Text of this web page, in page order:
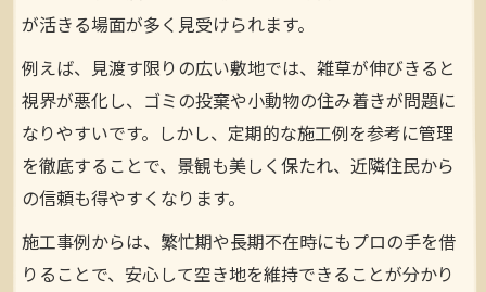
防ぐ
福島市草刈りの施工でよくある問題を解消
福島市草刈り施工例で安心の対応ポイント
福島市草刈り事例で苦情リスクを減らす方
法
近隣対応力が光る福島市の草刈り実例
福島市草刈り実例で近隣対応力の違いを実
感
が活きる場面が多く見受けられます。
例えば、見渡す限りの広い敷地では、雑草が伸びきると
視界が悪化し、ゴミの投棄や小動物の住み着きが問題に
なりやすいです。しかし、定期的な施工例を参考に管理
を徹底することで、景観も美しく保たれ、近隣住民から
の信頼も得やすくなります。
施工事例からは、繁忙期や長期不在時にもプロの手を借
りることで、安心して空き地を維持できることが分かり